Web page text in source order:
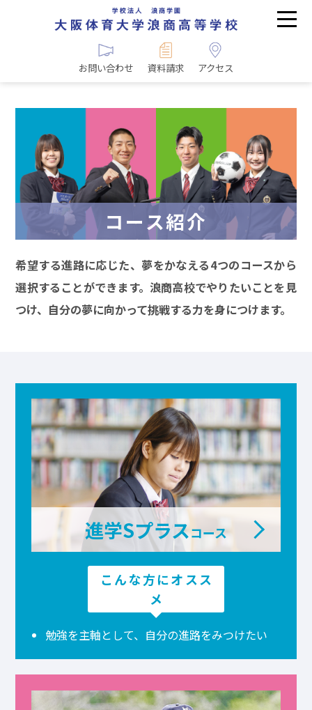
お問い合わせ 資料請求 アクセス
コース紹介
希望する進路に応じた、夢をかなえる4つのコースから
選択することができます。浪商高校でやりたいことを見
つけ、自分の夢に向かって挑戦する力を身につけます。
進学Sプラスコース
こんな方にオスス
メ
勉強を主軸として、 自分の進路をみつけたい